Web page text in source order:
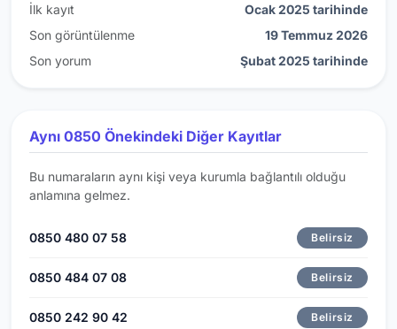
İlk kayıt
Ocak 2025 tarihinde
Son görüntülenme
19 Temmuz 2026
Son yorum
Şubat 2025 tarihinde
Aynı 0850 Önekindeki Diğer Kayıtlar
Bu numaraların aynı kişi veya kurumla bağlantılı olduğu
anlamına gelmez.
0850 480 07 58 Belirsiz
0850 484 07 08 Belirsiz
0850 242 90 42 Belirsiz